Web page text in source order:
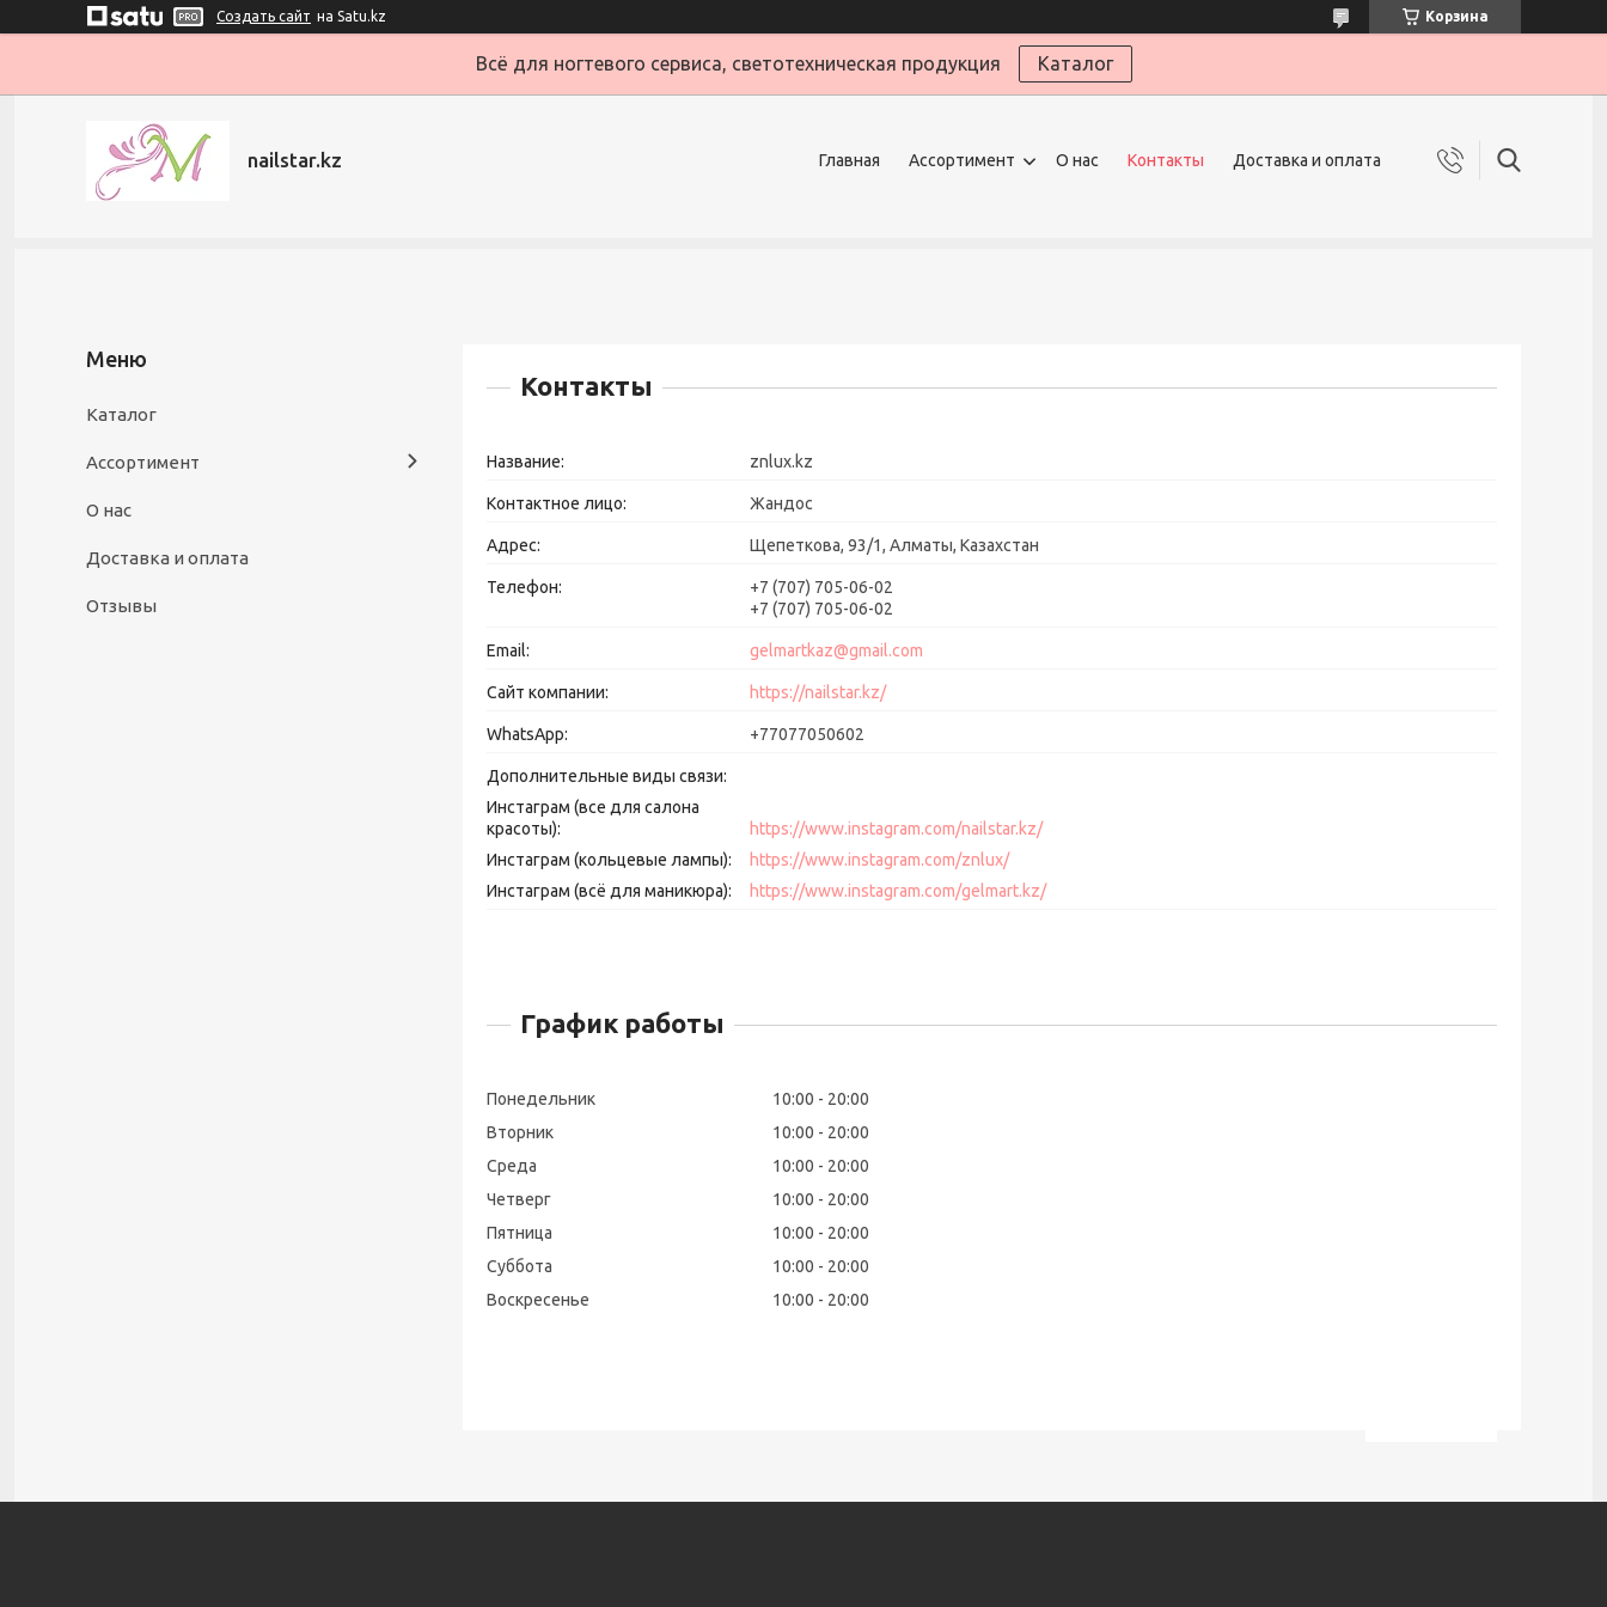
Создать сайт на Satu.kz Корзина
Всё для ногтевого сервиса, светотехническая продукция Каталог
nailstar.kz Главная Ассортимент О нас Контакты Доставка и оплата
Контакты
znlux.kz
Жандос
Щепеткова, 93/1, Алматы, Казахстан
+7 (707) 705-06-02
+7 (707) 705-06-02
gelmartkaz@gmail.com
https://nailstar.kz/
+77077050602
Инстаграм (все для салона
красоты)
https://www.instagram.com/nailstar.kz/
Инстаграм (кольцевые лампы)
https://www.instagram.com/znlux/
Инстаграм (всё для маникюра)
https://www.instagram.com/gelmart.kz/
График работы
Понедельник 10:00
20:00
Вторник
10:00
20:00
Среда
10:00
20:00
Четверг
10:00
20:00
Пятница
10:00
20:00
Суббота
10:00
20:00
Воскресенье
10:00 20:00
Каталог
Ассортимент
О нас
Доставка и оплата
Отзывы